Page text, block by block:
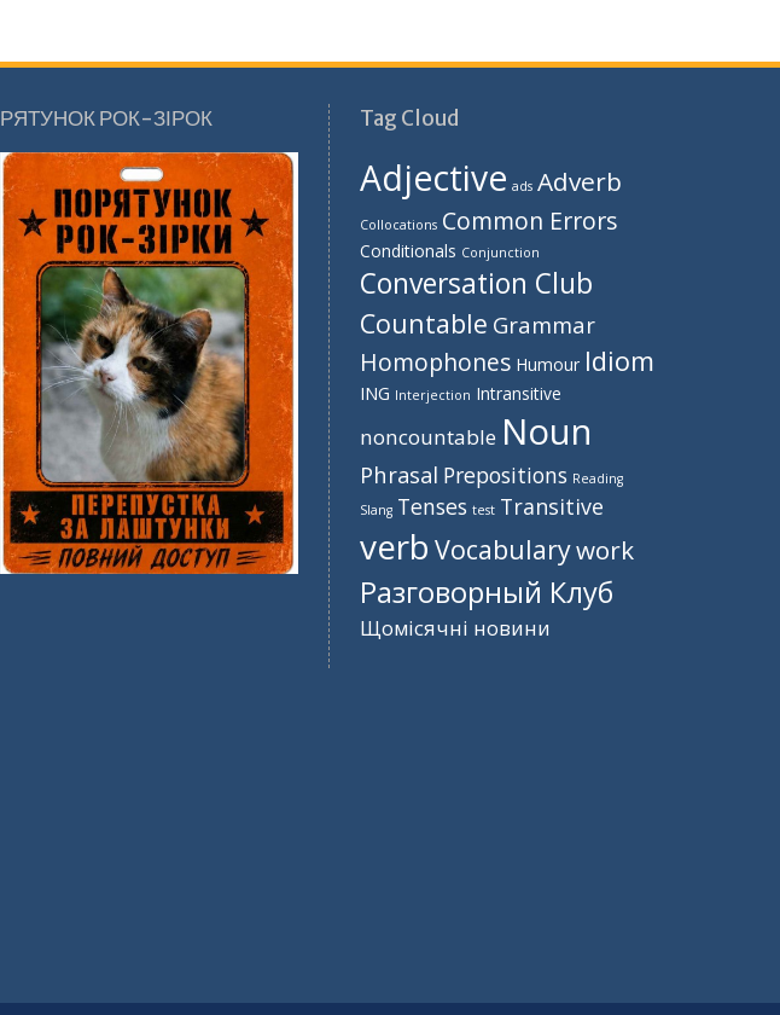
b
o
o
k
gr
a
m
er d
РЯТУНОК РОК-ЗІРОК Tag Cloud
Adjective ads Adverb
Collocations Common Errors
Conditionals Conjunction
Conversation Club
Countable Grammar
Homophones Humour Idiom
ING Interjection Intransitive
noncountable Noun
Phrasal Prepositions Reading
Slang Tenses test Transitive
verb Vocabularywork
Разговорный Клуб
Щомісячні новини